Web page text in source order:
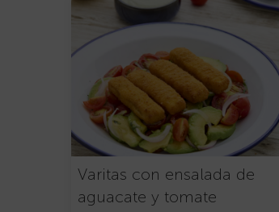
Varitas con ensalada de
aguacate y tomate